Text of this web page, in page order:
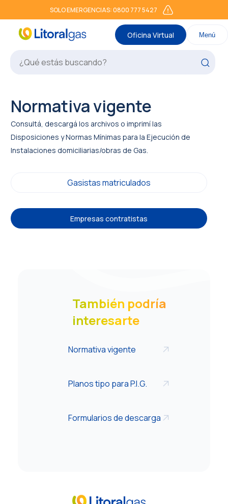
SOLO EMERGENCIAS: 0800 777 5427
Oficina Virtual Menú
Normativa vigente
Consultá, descargá los archivos o imprimí las
Disposiciones y Normas Mínimas para la Ejecución de
Instalaciones domiciliarias/obras de Gas.
Gasistas matriculados
Empresas contratistas
También podría
interesarte
Normativa vigente
Planos tipo para P.I.G.
Formularios de descarga